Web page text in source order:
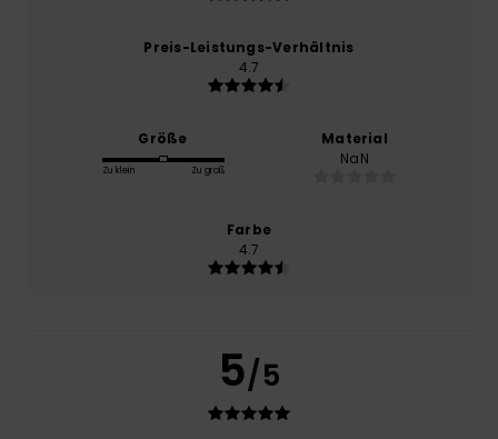
Preis-Leistungs-Verhältnis
4.7
Größe
Zu klein Zu groß
Material
NaN
Farbe
4.7
5/5